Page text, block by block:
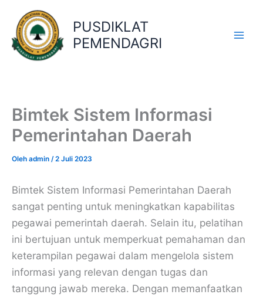
konten
PUSDIKLAT
PEMENDAGRI
Bimtek Sistem Informasi
Pemerintahan Daerah
Oleh admin /2 Juli 2023
Bimtek Sistem Informasi Pemerintahan Daerah
sangat penting untuk meningkatkan kapabilitas
pegawai pemerintah daerah. Selain itu, pelatihan
ini bertujuan untuk memperkuat pemahaman dan
keterampilan pegawai dalam mengelola sistem
informasi yang relevan dengan tugas dan
tanggung jawab mereka. Dengan memanfaatkan